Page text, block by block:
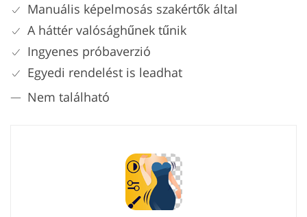
Manuális képelmosás szakértők által
A háttér valósághűnek tűnik
Ingyenes próbaverzió
Egyedi rendelést is leadhat
Nem található